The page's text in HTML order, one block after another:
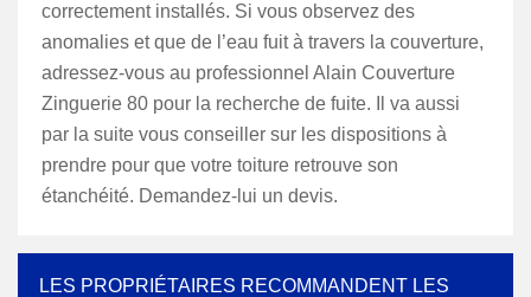
correctement installés. Si vous observez des
anomalies et que de l’eau fuit à travers la couverture,
adressez-vous au professionnel Alain Couverture
Zinguerie 80 pour la recherche de fuite. Il va aussi
par la suite vous conseiller sur les dispositions à
prendre pour que votre toiture retrouve son
étanchéité. Demandez-lui un devis.
LES PROPRIÉTAIRES RECOMMANDENT LES